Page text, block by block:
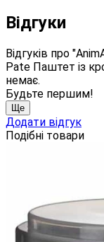
Відгуки
Відгуків про
Pate Паштет із
немає.
Будьте першим!
Ще
Додати відгук
Подібні товари